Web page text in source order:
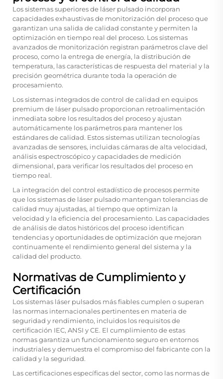
Los sistemas superiores de láser pulsado incorporan
capacidades exhaustivas de monitorización del proceso que
garantizan una salida de calidad constante y permiten la
optimización en tiempo real del proceso. Los sistemas
avanzados de monitorización registran parámetros clave del
proceso, como la entrega de energía, la distribución de
temperatura, las características de respuesta del material y la
precisión geométrica durante toda la operación de
procesamiento.
Los sistemas integrados de control de calidad en equipos
premium de láser pulsado proporcionan retroalimentación
inmediata sobre los resultados del proceso y ajustan
automáticamente los parámetros para mantener los
estándares de calidad. Estos sistemas utilizan tecnologías
avanzadas de sensores, incluidas cámaras de alta velocidad,
análisis espectroscópico y capacidades de medición
dimensional, para verificar los resultados del proceso en
tiempo real.
La integración del control estadístico de procesos permite
que los sistemas de láser pulsado mantengan tolerancias de
calidad muy ajustadas, al tiempo que optimizan la
velocidad y la eficiencia del procesamiento. Las capacidades
de análisis de datos históricos del proceso identifican
tendencias y oportunidades de optimización que mejoran
continuamente el rendimiento general del sistema y la
calidad del producto.
Normativas de Cumplimiento y
Certificación
Los sistemas láser pulsados más fiables cumplen o superan
las normas internacionales pertinentes en materia de
seguridad y rendimiento, incluidos los requisitos de
certificación IEC, ANSI y CE. El cumplimiento de estas
normas garantiza un funcionamiento seguro en entornos
industriales y demuestra el compromiso del fabricante con la
calidad y la seguridad.
Las certificaciones específicas del sector, como las normas de